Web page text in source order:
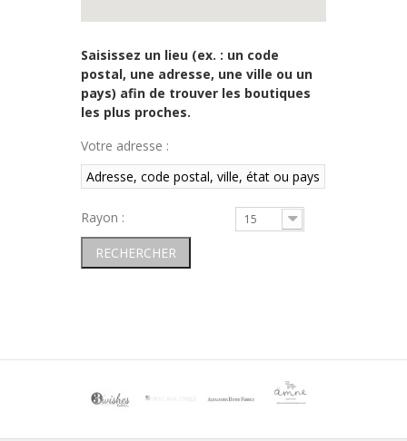
Saisissez un lieu (ex. : un code
postal, une adresse, une ville ou un
pays) afin de trouver les boutiques
les plus proches.
Votre adresse :
Rayon : 15
RECHERCHER